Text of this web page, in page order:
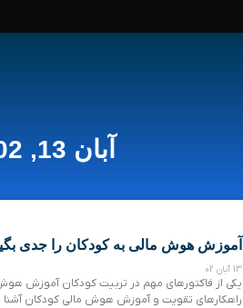
آبان 13, 1402
آموزش هوش مالی به کودکان را جدی
13 آبان 02
یکی از فاکتورهای مهم در تربیت کودکان آموزش
راهکارهای تقویت و آموزش هوش مالی کودکان آشنا